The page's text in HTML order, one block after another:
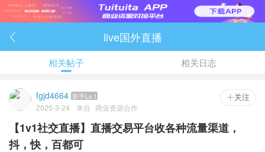
 live国外直播
相关帖子 相关日志
fgjd4664 新手Lv.1
2025-3-24 来自 商业资源合作
 关注
【1v1社交直播】直播交易平台收各种流量渠道，
抖，快，百都可